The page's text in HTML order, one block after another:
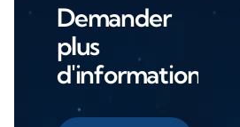
Demander
plus
d'informations